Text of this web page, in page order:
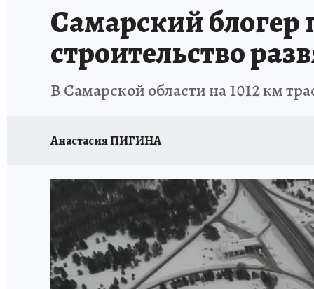
НОВЫЙ ГОД В САМАРЕ КП В МАХ
КУЙБЫШЕВ - ФРОНТУ ИТОГИ ГОДА-2024
ЗАПОВЕДНАЯ РОССИЯ СЧАСТЬЕ В СЕМЬЕ
Самарский блогер
строительство
В Самарской области на 1012 км
Анастасия ПИГИНА